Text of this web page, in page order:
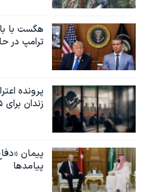
هگست با
ترامپ در
زندان برای ۲۵ معترض در اردبیل
پیمان
پیامدها